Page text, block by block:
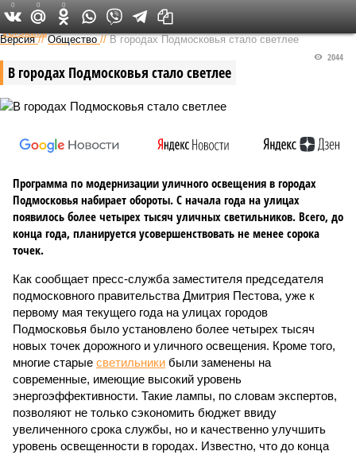
Федеральный выпуск
Версия //Общество //В городах Подмосковья стало светлее
В городах Подмосковья стало светлее
2044
Программа по модернизации уличного освещения в городах
Подмосковья набирает обороты. С начала года на улицах
появилось более четырех тысяч уличных светильников. Всего, до
конца года, планируется усовершенствовать не менее сорока
точек.
Как сообщает пресс-служба заместителя председателя
подмосковного правительства Дмитрия Пестова, уже к
первому мая текущего года на улицах городов
Подмосковья было установлено более четырех тысяч
новых точек дорожного и уличного освещения. Кроме того,
многие старые светильники были заменены на
современные, имеющие высокий уровень
энергоэффективности. Такие лампы, по словам экспертов,
позволяют не только сэкономить бюджет ввиду
увеличенного срока службы, но и качественно улучшить
уровень освещенности в городах. Известно, что до конца
0 0 0